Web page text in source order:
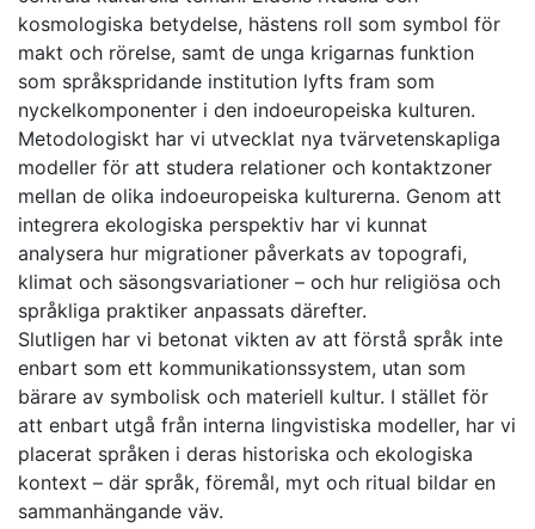
kosmologiska betydelse, hästens roll som symbol för
makt och rörelse, samt de unga krigarnas funktion
som språkspridande institution lyfts fram som
nyckelkomponenter i den indoeuropeiska kulturen.
Metodologiskt har vi utvecklat nya tvärvetenskapliga
modeller för att studera relationer och kontaktzoner
mellan de olika indoeuropeiska kulturerna. Genom att
integrera ekologiska perspektiv har vi kunnat
analysera hur migrationer påverkats av topografi,
klimat och säsongsvariationer – och hur religiösa och
språkliga praktiker anpassats därefter.
Slutligen har vi betonat vikten av att förstå språk inte
enbart som ett kommunikationssystem, utan som
bärare av symbolisk och materiell kultur. I stället för
att enbart utgå från interna lingvistiska modeller, har vi
placerat språken i deras historiska och ekologiska
kontext – där språk, föremål, myt och ritual bildar en
sammanhängande väv.